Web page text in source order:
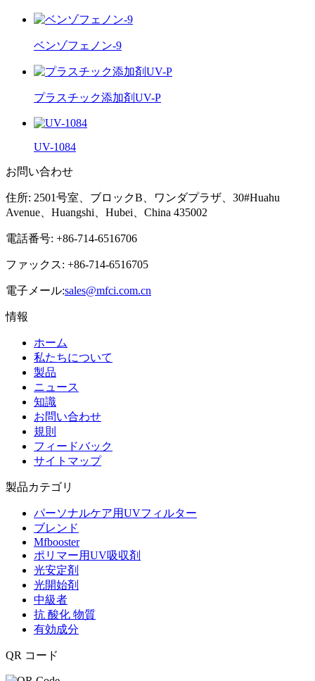
ベンゾフェノン-9
プラスチック添加剤UV-P
UV-1084
お問い合わせ
住所: 2501号室、ブロックB、ワンダプラザ、30#Huahu
Avenue、Huangshi、Hubei、China 435002
電話番号: +86-714-6516706
ファックス: +86-714-6516705
電子メール:sales@mfci.com.cn
情報
ホーム
私たちについて
製品
ニュース
知識
お問い合わせ
規則
フィードバック
サイトマップ
製品カテゴリ
パーソナルケア用UVフィルター
ブレンド
Mfbooster
ポリマー用UV吸収剤
光安定剤
光開始剤
中級者
抗 酸化 物質
有効成分
QR コード